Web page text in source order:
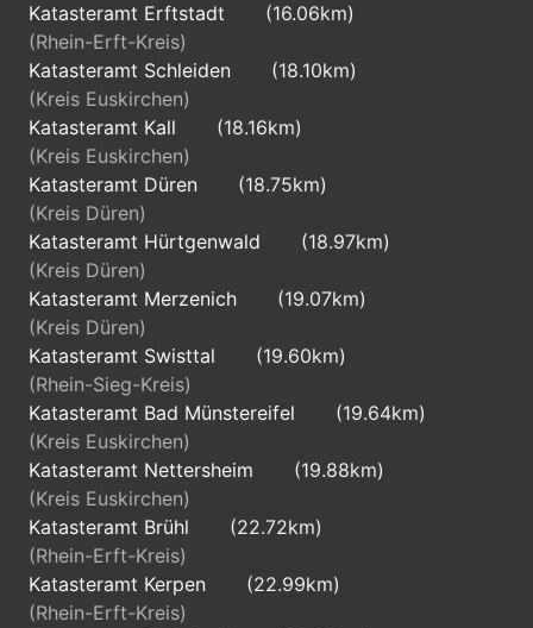
Katasteramt Erftstadt
(16.06km)
(Rhein-Erft-Kreis)
Katasteramt Schleiden
(18.10km)
(Kreis Euskirchen)
Katasteramt Kall
(18.16km)
(Kreis Euskirchen)
Katasteramt Düren
(18.75km)
(Kreis Düren)
Katasteramt Hürtgenwald
(18.97km)
(Kreis Düren)
Katasteramt Merzenich
(19.07km)
(Kreis Düren)
Katasteramt Swisttal
(19.60km)
(Rhein-Sieg-Kreis)
Katasteramt Bad Münstereifel
(19.64km)
(Kreis Euskirchen)
Katasteramt Nettersheim
(19.88km)
(Kreis Euskirchen)
Katasteramt Brühl
(22.72km)
(Rhein-Erft-Kreis)
Katasteramt Kerpen
(22.99km)
(Rhein-Erft-Kreis)